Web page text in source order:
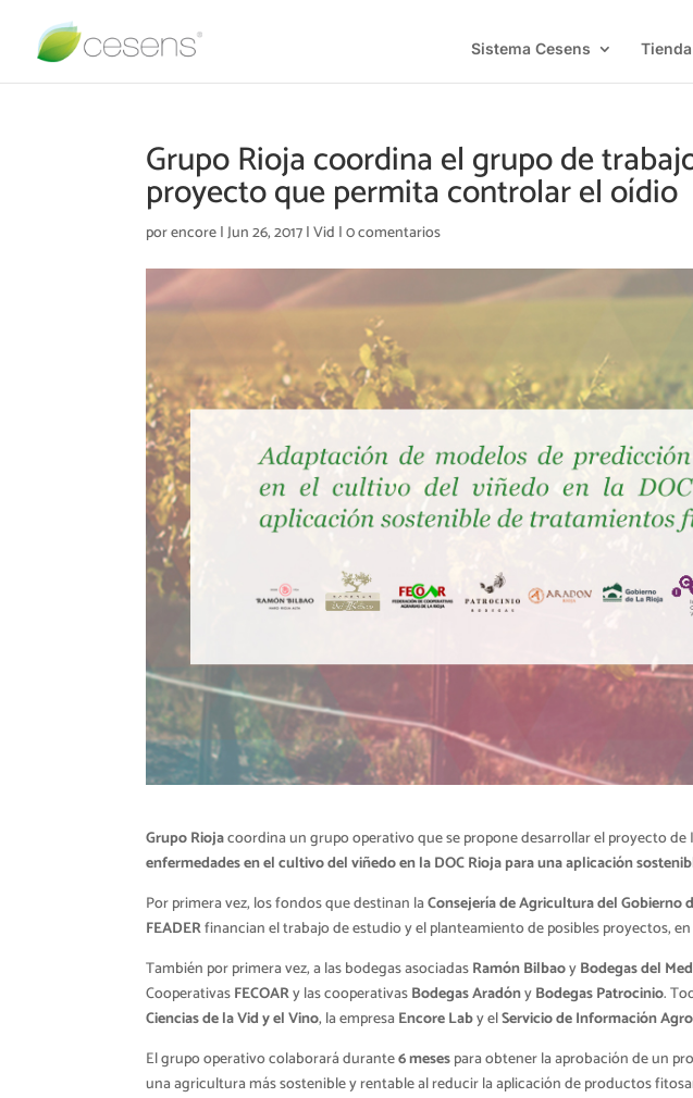
Sistema Cesens Tienda
Grupo Rioja coordina el grupo de
proyecto que permita controlar el oídio
porencore|Jun 26, 2017|Vid |0 comentarios
Grupo Riojacoordina un grupo operativo que se propone desarrollar el proyecto
enfermedades en el cultivo del viñedo en la DOC Rioja para una aplicación
Por primera vez, los fondos que destinan laConsejería de Agricultura del Gobierno
FEADERfinancian el trabajo de estudio y el planteamiento de posibles proyectos,
También por primera vez, a las bodegas asociadasRamón BilbaoyBodegas del
CooperativasFECOARy las cooperativasBodegas AradónyBodegas Patrocinio.
Ciencias de la Vid y el Vino, la empresa Encore Laby elServicio de Información
El grupo operativo colaborará durante6 mesespara obtener la aprobación de un
una agricultura más sostenible y rentable al reducir la aplicación de productos